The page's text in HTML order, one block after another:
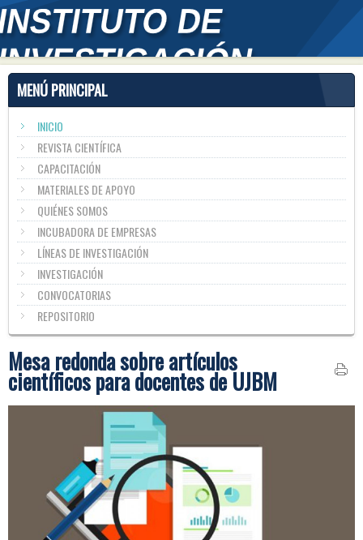
MENÚ PRINCIPAL
INICIO
REVISTA CIENTÍFICA
CAPACITACIÓN
MATERIALES DE APOYO
QUIÉNES SOMOS
INCUBADORA DE EMPRESAS
LÍNEAS DE INVESTIGACIÓN
INVESTIGACIÓN
CONVOCATORIAS
REPOSITORIO
Mesa redonda sobre artículos
científicos para docentes de UJBM